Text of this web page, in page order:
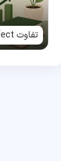
تفاوت effect و affect چیست؟